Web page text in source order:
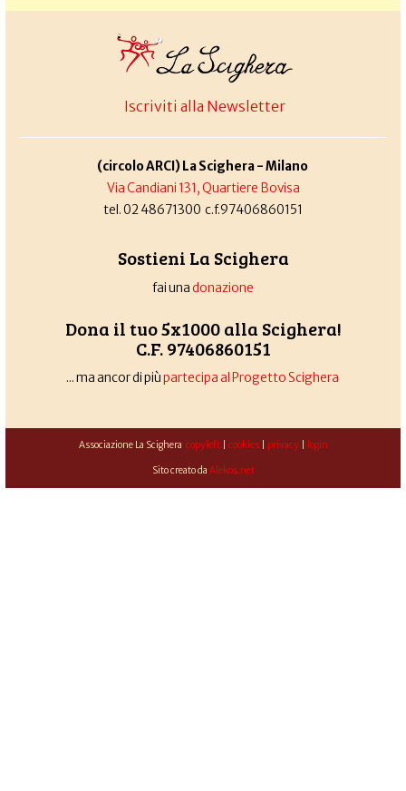
Iscriviti alla Newsletter
(circolo ARCI) La Scighera - Milano
Via Candiani 131, Quartiere Bovisa
tel. 02 48671300 c.f.97406860151
Sostieni La Scighera
fai unadonazione
Dona il tuo 5x1000 alla Scighera!
C.F. 97406860151
... ma ancor di piùpartecipa al Progetto Scighera
Associazione La Scighera copyleft| cookies| privacy| login
Sito creato da Alekos.net